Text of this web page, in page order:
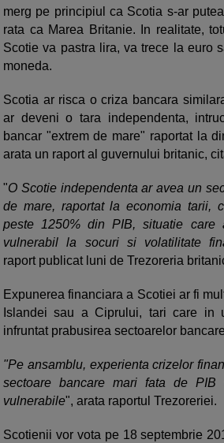
merg pe principiul ca Scotia s-ar
rata ca Marea Britanie. In realitate,
Scotie va pastra lira, va trece la euro
moneda.
Scotia ar risca o criza bancara
ar deveni o tara independenta,
bancar "extrem de mare" raportat la
arata un raport al guvernului britanic,
"O Scotie independenta ar avea un
de mare, raportat la economia tarii,
peste 1250% din PIB, situatie
vulnerabil la socuri si volatilitate
raport publicat luni de Trezoreria
Expunerea financiara a Scotiei ar fi
Islandei sau a Ciprului, tari care in
infruntat prabusirea sectoarelor
"Pe ansamblu, experienta crizelor
sectoare bancare mari fata de PIB
vulnerabile", arata raportul Trezoreriei.
Scotienii vor vota pe 18 septembrie